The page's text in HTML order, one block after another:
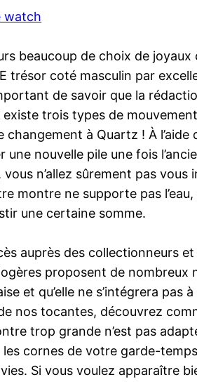
watch
beaucoup de choix de
coté masculin par
de savoir que la
trois types de
changement à Quartz ! À
nouvelle pile une fois
n’allez sûrement pas
montre ne supporte pas
une certaine somme.
auprès des collectionneurs
proposent de
et qu’elle ne s’intégrera
nos tocantes, découvrez
trop grande n’est pas
cornes de votre garde-
Si vous voulez apparaître